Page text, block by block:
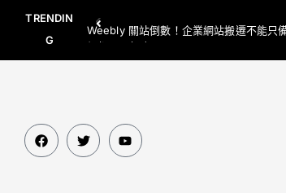
TRENDIN
G
Weebly 關站倒數！企業網站搬遷不能只
網都要一起處理